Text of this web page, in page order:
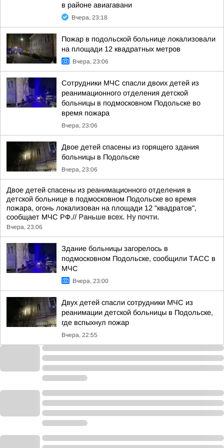
в районе авиагавани
Вчера, 23:18
Пожар в подольской больнице локализовали
на площади 12 квадратных метров
Вчера, 23:06
Сотрудники МЧС спасли двоих детей из
реанимационного отделения детской
больницы в подмосковном Подольске во
время пожара
Вчера, 23:06
Двое детей спасены из горящего здания
больницы в Подольске
Вчера, 23:06
Двое детей спасены из реанимационного отделения в
детской больнице в подмосковном Подольске во время
пожара, огонь локализован на площади 12 "квадратов",
сообщает МЧС РФ.// Раньше всех. Ну почти.
Вчера, 23:06
Здание больницы загорелось в
подмосковном Подольске, сообщили ТАСС в
МЧС
Вчера, 23:00
Двух детей спасли сотрудники МЧС из
реанимации детской больницы в Подольске,
где вспыхнул пожар
Вчера, 22:55